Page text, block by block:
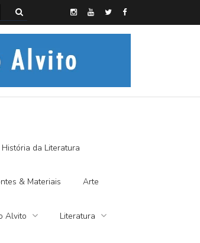
SIM SENHOR
da Literatura
& Materiais Arte
Alvito Literatura